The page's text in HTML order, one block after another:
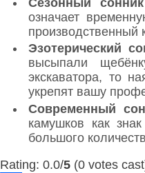
означает
производственный
Эзотерический
высыпали
экскаватора, то
укрепят вашу
Современный
камушков как
большого
Rating: 0.0/5 (0 votes